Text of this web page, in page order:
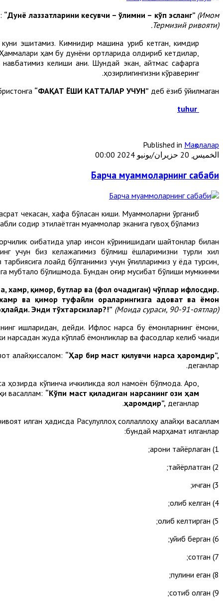
“Дунё лаззатларини кесувчи – ўлимни – кўп эсланг” (Имом
Термизий ривояти).
эшитамиз. Кимнидир машина уриб кетган, кимдир
ҳам бу дунёни ортларида қолдириб кетдилар,
келиши аниқ. Шундай экан, қайтмас сафарга
ҳозирлигингизни кўраверинг.
“ФАҚАТ ЁШИ КАТТАЛАР УЧУН” деб ёзиб қўйилмаган.
tuhur
Published in Мақолалар
الخميس, 20 حزيران/يونيو 2024 00:00
Барча муаммоларнинг сабаби
чекасан, хафа бўласан киши. Муаммоларни ўрганиб
содир этилаётган муаммолар эканига гувоҳ бўламиз.
оқибатида улар инсон кўринишидаги шайтонлар билан
учун биз келажагимиз бўлмиш ёшларимизни турли хил
лоқайд бўлганимиз учун ўғилларимиз у ёқда турсин,
мубтало бўлишмоқда. Бундан оғир мусибат бўлиши мумкинми?!
хамр, қимор, бутлар ва (фол очадиган) чўплар ифлосдир.
ва қимор туфайли ораларингизга адоват ва ёмон
Энди тўхтарсизлар?!” (Моида сураси, 90-91-оятлар).
ишларидан, дейди. Ифлос нарса бу ёмонларнинг ёмони,
нарсадан жуда кўплаб ёмонликлар ва фасодлар келиб чиқади.
алайҳиссалом: “Ҳар бир маст қилувчи нарса ҳаромдир”,
деганлар.
кўпинча ичкиликда яққол намоён бўлмоқда. Ароқ,
васаллам: “Кўпи маст қиладиган нарсанинг ози ҳам
ҳаромдир”, деганлар.
қилган ҳадисда Расулуллоҳ соллаллоҳу алайҳи васаллам
бундай марҳамат қилганлар:
1) ароқни тайёрлаган;
2) тайёрлатган;
3) ичган;
4) олиб келган;
5) олиб келтирган;
6) қуйиб берган;
7) сотган;
8) пулини еган;
9) сотиб олган;